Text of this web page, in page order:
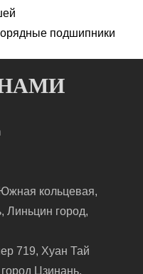
подшипники
кольцевая,
город,
719, Хуан Тай
Цзинань,